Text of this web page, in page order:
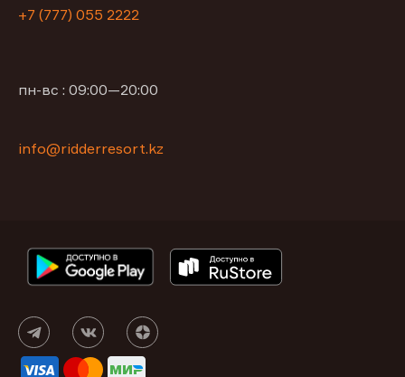
+7 (777) 055 2222
пн-вс : 09:00—20:00
info@ridderresort.kz